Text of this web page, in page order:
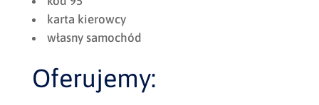
karta kierowcy
własny samochód
Oferujemy: